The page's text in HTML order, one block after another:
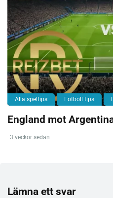
Alla speltips Fotboll tips
England mot
3 veckor sedan
Lämna ett svar